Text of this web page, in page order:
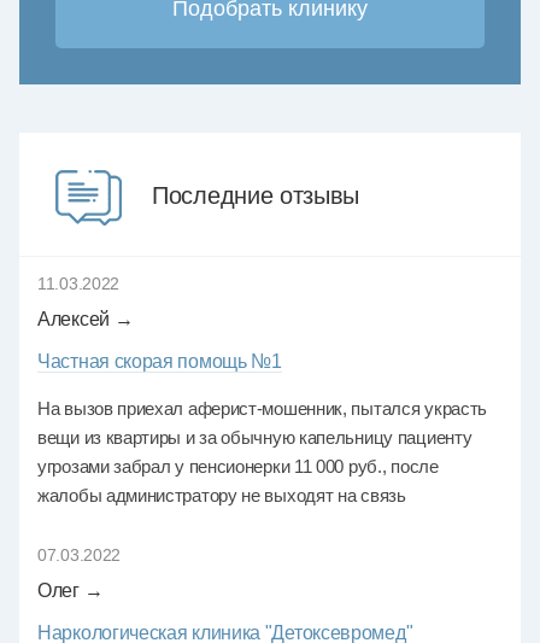
Последние отзывы
11.03.2022
Алексей →
Частная скорая помощь №1
На вызов приехал аферист-мошенник, пытался украсть
вещи из квартиры и за обычную капельницу пациенту
угрозами забрал у пенсионерки 11 000 руб., после
жалобы администратору не выходят на связь
07.03.2022
Олег →
Наркологическая клиника "Детоксевромед"